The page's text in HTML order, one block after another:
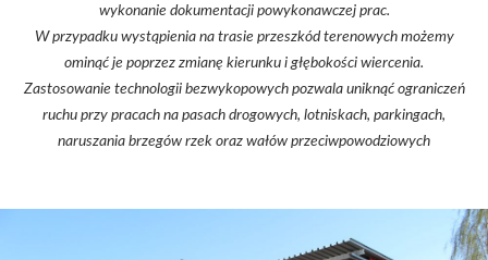
wykonanie dokumentacji powykonawczej prac.
W przypadku wystąpienia na trasie przeszkód terenowych możemy
ominąć je poprzez zmianę kierunku i głębokości wiercenia.
Zastosowanie technologii bezwykopowych pozwala uniknąć ograniczeń
ruchu przy pracach na pasach drogowych, lotniskach, parkingach,
naruszania brzegów rzek oraz wałów przeciwpowodziowych